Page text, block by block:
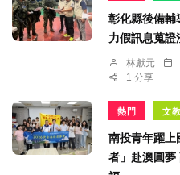
彰化縣後備輔
力假訊息蒐證
林獻元
1 分享
熱門 文教
南投青年躍上
者」赴澳圓夢